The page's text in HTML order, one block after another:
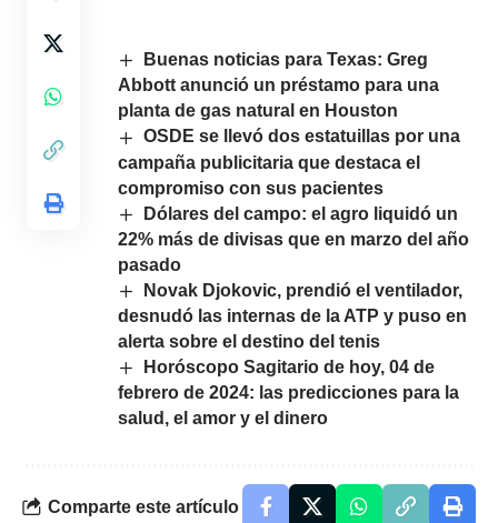
Buenas noticias para Texas: Greg
Abbott anunció un préstamo para una
planta de gas natural en Houston
OSDE se llevó dos estatuillas por una
campaña publicitaria que destaca el
compromiso con sus pacientes
Dólares del campo: el agro liquidó un
22% más de divisas que en marzo del año
pasado
Novak Djokovic, prendió el ventilador,
desnudó las internas de la ATP y puso en
alerta sobre el destino del tenis
Horóscopo Sagitario de hoy, 04 de
febrero de 2024: las predicciones para la
salud, el amor y el dinero
Comparte este artículo